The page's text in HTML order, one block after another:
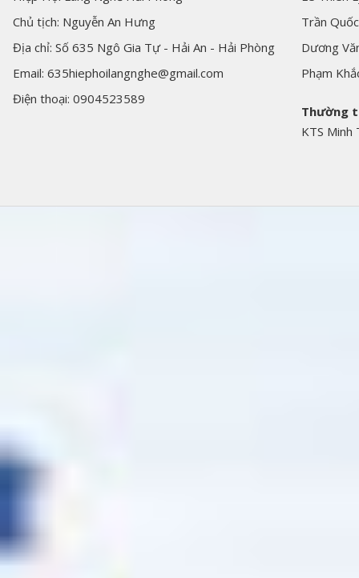
Chủ tịch: Nguyễn An Hưng
Địa chỉ: Số 635 Ngô Gia Tự - Hải An - Hải Phòng
Email: 635hiephoilangnghe@gmail.com
Điện thoại: 0904523589
Trần
Dương
Phạm
Thường
KTS Minh